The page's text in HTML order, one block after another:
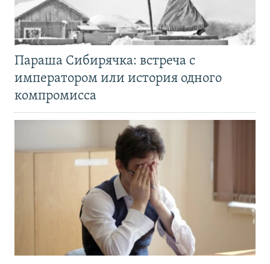
Параша Сибирячка: встреча с
императором или история одного
компромисса